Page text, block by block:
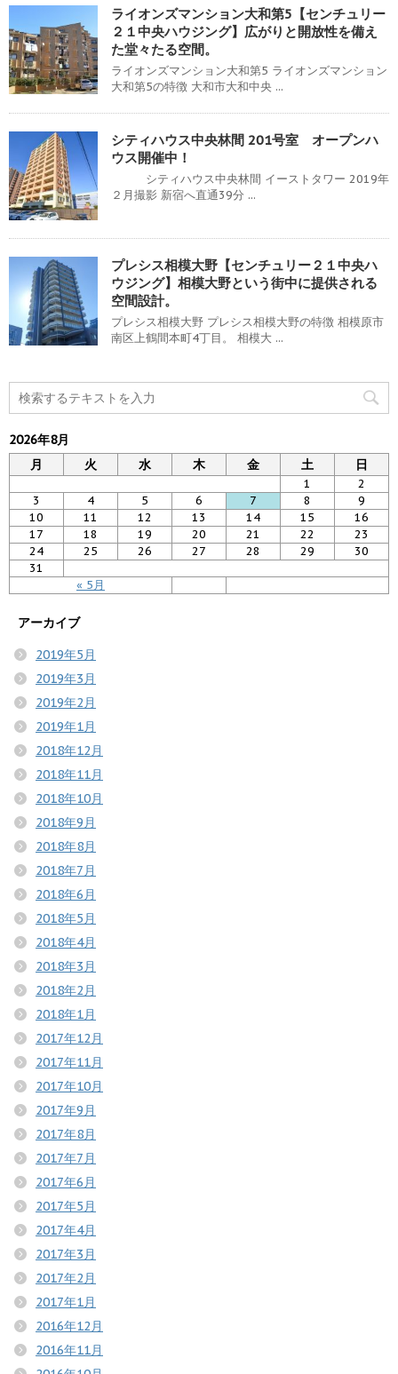
ライオンズマンション大和第5【センチュリー
２１中央ハウジング】広がりと開放性を備え
た堂々たる空間。
ライオンズマンション大和第5 ライオンズマンション
大和第5の特徴 大和市大和中央 ...
シティハウス中央林間 201号室 オープンハ
ウス開催中！
シティハウス中央林間 イーストタワー 2019年
２月撮影 新宿へ直通39分 ...
プレシス相模大野【センチュリー２１中央ハ
ウジング】相模大野という街中に提供される
空間設計。
プレシス相模大野 プレシス相模大野の特徴 相模原市
南区上鶴間本町4丁目。 相模大 ...
2026年8月
月
火 水 木 金 土 日
« 5月
1
2
3
4 5 6 7 8
9
10
11 12 13 14 15
16
17
18 19 20 21 22
23
24
25 26 27 28 29
30
31
アーカイブ
2019年5月
2019年3月
2019年2月
2019年1月
2018年12月
2018年11月
2018年10月
2018年9月
2018年8月
2018年7月
2018年6月
2018年5月
2018年4月
2018年3月
2018年2月
2018年1月
2017年12月
2017年11月
2017年10月
2017年9月
2017年8月
2017年7月
2017年6月
2017年5月
2017年4月
2017年3月
2017年2月
2017年1月
2016年12月
2016年11月